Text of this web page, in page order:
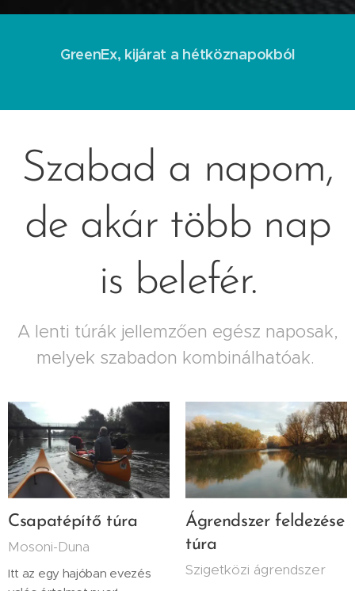
GreenEx, kijárat a hétköznapokból
Szabad a napom,
de akár több nap
is belefér.
A lenti túrák jellemzően egész naposak,
melyek szabadon kombinálhatóak.
Csapatépítő túra
Mosoni-Duna
Itt az egy hajóban evezés
Ágrendszer feldezése
túra
Szigetközi ágrendszer